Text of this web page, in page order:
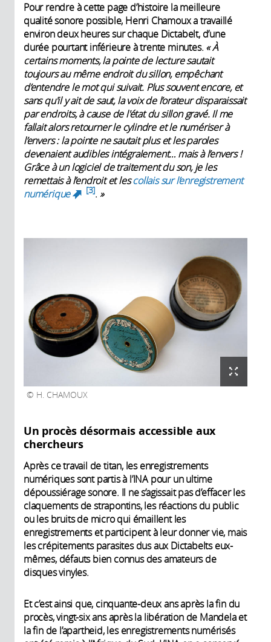
Pour rendre à cette page d’histoire la meilleure
qualité sonore possible, Henri Chamoux a travaillé
environ deux heures sur chaque Dictabelt, d’une
durée pourtant inférieure à trente minutes. « À
certains moments, la pointe de lecture sautait
toujours au même endroit du sillon, empêchant
d’entendre le mot qui suivait. Plus souvent encore, et
sans qu'il y ait de saut, la voix de l’orateur disparaissait
par endroits, à cause de l'état du sillon gravé. Il me
fallait alors retourner le cylindre et le numériser à
l’envers : la pointe ne sautait plus et les paroles
devenaient audibles intégralement… mais à l’envers !
Grâce à un logiciel de traitement du son, je les
remettais à l’endroit et lescollais sur l’enregistrement
numérique
(link is external)
3 . »
H. CHAMOUX
Un procès désormais accessible aux
chercheurs
Après ce travail de titan, les enregistrements
numériques sont partis à l’INA pour un ultime
dépoussiérage sonore. Il ne s’agissait pas d’effacer les
claquements de strapontins, les réactions du public
ou les bruits de micro qui émaillent les
enregistrements et participent à leur donner vie, mais
les crépitements parasites dus aux Dictabelts eux-
mêmes, défauts bien connus des amateurs de
disques vinyles.
Et c’est ainsi que, cinquante-deux ans après la fin du
procès, vingt-six ans après la libération de Mandela et
la fin de l’apartheid, les enregistrements numérisés